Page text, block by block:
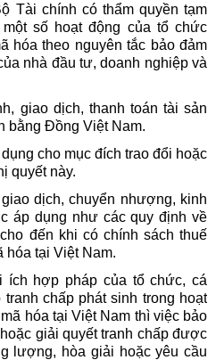
Tài chính có thẩm quyền tạm
số hoạt động của tổ chức
hóa theo nguyên tắc bảo đảm
nhà đầu tư, doanh nghiệp và
giao dịch, thanh toán tài sản
bằng Đồng Việt Nam.
cho mục đích trao đổi hoặc
quyết này.
dịch, chuyển nhượng, kinh
áp dụng như các quy định về
đến khi có chính sách thuế
tại Việt Nam.
ích hợp pháp của tổ chức, cá
chấp phát sinh trong hoạt
hóa tại Việt Nam thì việc bảo
giải quyết tranh chấp được
lượng, hòa giải hoặc yêu cầu